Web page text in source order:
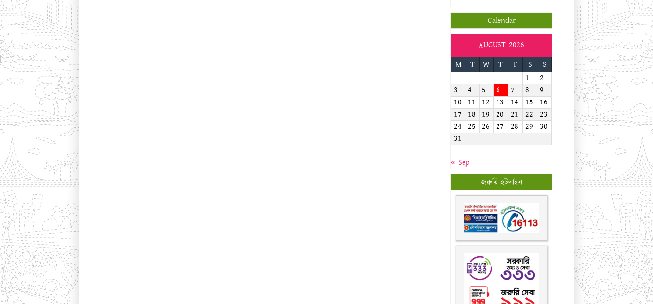
3
4 5 6 7 8
9
12 13 14
17 18 19 20 21 22
23
26 27 28
31
« Sep
জরুরি হটলাইন